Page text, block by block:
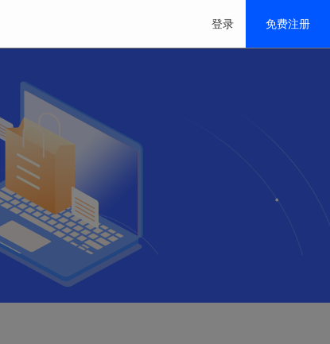
香港/美国/日本/特价云
移动解决方案
登录 免费注册